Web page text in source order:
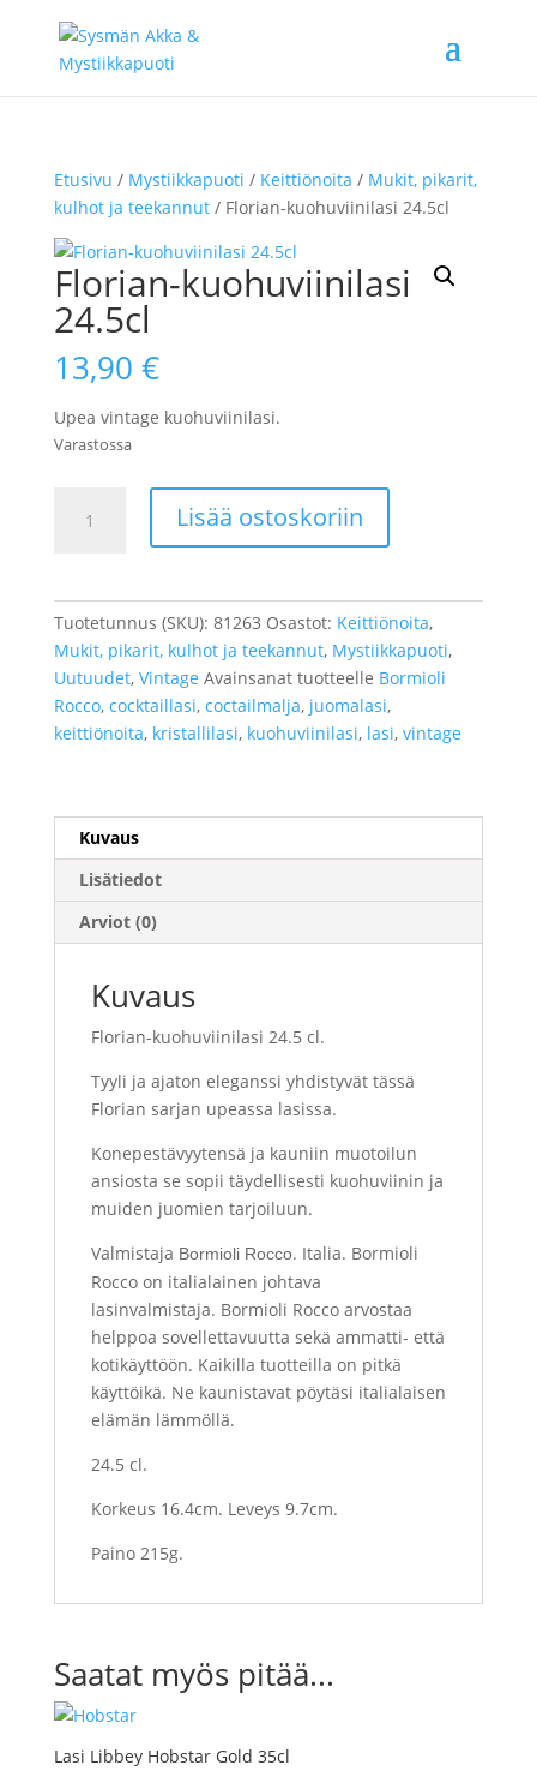
Etusivu / Mystiikkapuoti / Keittiönoita / Mukit, pikarit,
kulhot ja teekannut/ Florian-kuohuviinilasi 24.5cl
Florian-kuohuviinilasi
24.5cl
13,90 €
Upea vintage kuohuviinilasi.
Varastossa
kuohuviinilasi
Lisää ostoskoriin
Tuotetunnus (SKU): 81263 Osastot: Keittiönoita,
Mukit, pikarit, kulhot ja teekannut, Mystiikkapuoti,
Uutuudet, Vintage Avainsanat tuotteelle Bormioli
Rocco, cocktaillasi, coctailmalja, juomalasi,
keittiönoita, kristallilasi, kuohuviinilasi, lasi, vintage
Kuvaus
Lisätiedot
Arviot (0)
Kuvaus
Florian-kuohuviinilasi 24.5 cl.
Tyyli ja ajaton eleganssi yhdistyvät tässä
Florian sarjan upeassa lasissa.
Konepestävyytensä ja kauniin muotoilun
ansiosta se sopii täydellisesti kuohuviinin ja
muiden juomien tarjoiluun.
Valmistaja Bormioli Rocco. Italia. Bormioli
Rocco on italialainen johtava
lasinvalmistaja. Bormioli Rocco arvostaa
helppoa sovellettavuutta sekä ammatti- että
kotikäyttöön. Kaikilla tuotteilla on pitkä
käyttöikä. Ne kaunistavat pöytäsi italialaisen
elämän lämmöllä.
24.5 cl.
Korkeus 16.4cm. Leveys 9.7cm.
Paino 215g.
Saatat myös pitää...
Lasi Libbey Hobstar Gold 35cl